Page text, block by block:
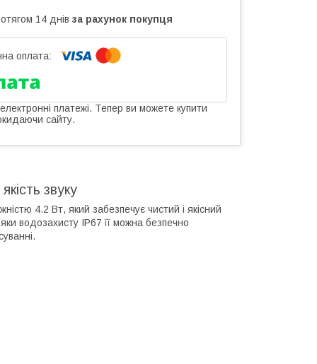
14 днів за рахунок покупця
платежі. Тепер ви можете купити
сайту.
звуку
4.2 Вт, який забезпечує чистий і якісний
водозахисту IP67 її можна безпечно